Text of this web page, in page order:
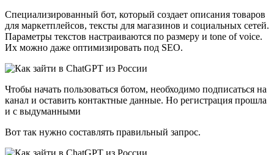
Специализированный бот, который создает описания товаров
для маркетплейсов, тексты для магазинов и социальных сетей.
Параметры текстов настраиваются по размеру и tone of voice.
Их можно даже оптимизировать под SEO.
Чтобы начать пользоваться ботом, необходимо подписаться на
канал и оставить контактные данные. Но регистрация прошла
и с выдуманными
Вот так нужно составлять правильный запрос.